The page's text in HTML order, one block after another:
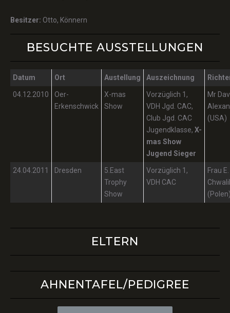
Besitzer: Otto, Könnern
BESUCHTE AUSSTELLUNGEN
Datum Ort Austellung Auszeichnung
04.12.2010
Oer-
Erkenschwick
X-mas
Show
Vorzüglich 1,
VDH Jgd. CAC,
Club Jgd. CAC
Jugendklasse, X-
mas Show
Jugend Sieger
Mr
(USA)
24.04.2011 Dresden
5.East
Trophy
Show
Vorzüglich 1,
VDH CAC
Frau E.
ELTERN
AHNENTAFEL/PEDIGREE